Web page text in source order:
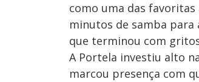
como uma das
minutos de samba para
que terminou com gritos
A Portela investiu alto
marcou presença com